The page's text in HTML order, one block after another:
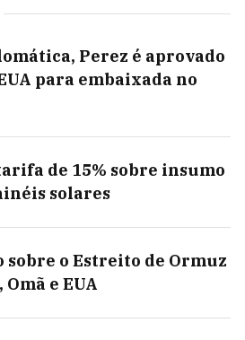
Perez é aprovado
para embaixada no
de 15% sobre insumo
solares
sobre o Estreito de Ormuz
e EUA